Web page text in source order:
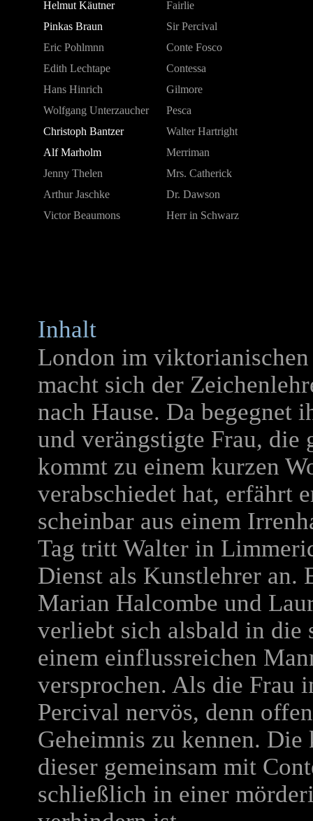
Helmut Käutner
Fairlie
Pinkas Braun
Sir Percival
Eric Pohlmnn
Conte Fosco
Edith Lechtape
Contessa
Hans Hinrich
Gilmore
Wolfgang Unterzaucher
Pesca
Christoph Bantzer
Walter Hartright
Alf Marholm
Merriman
Jenny Thelen
Mrs. Catherick
Arthur Jaschke
Dr. Dawson
Victor Beaumons
Herr in Schwarz
Inhalt
London im
macht sich der
nach Hause. Da begegnet
und verängstigte Frau, die
kommt zu einem kurzen
verabschiedet hat, erfährt
scheinbar aus einem
Tag tritt Walter in
Dienst als Kunstlehrer an.
Marian Halcombe und
verliebt sich alsbald in die
einem einflussreichen
versprochen. Als die Frau
Percival nervös, denn
Geheimnis zu kennen.
dieser gemeinsam mit
schließlich in einer